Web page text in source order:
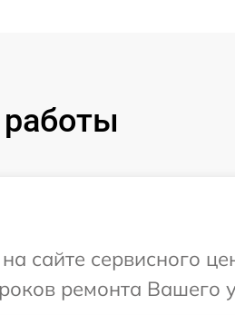
сайте сервисного
ремонта Вашего